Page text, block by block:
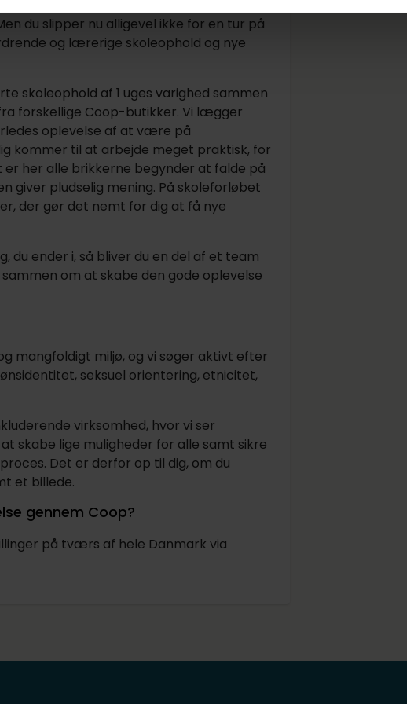
teoretiske, så er en elev- eller
du slipper nu alligevel ikke for en tur på
og lærerige skoleophold og nye
skoleophold af 1 uges varighed sammen
forskellige Coop-butikker. Vi lægger
oplevelse af at være på
kommer til at arbejde meget praktisk, for
her alle brikkerne begynder at falde på
giver pludselig mening. På skoleforløbet
der gør det nemt for dig at få nye
du ender i, så bliver du en del af et team
om at skabe den gode oplevelse
mangfoldigt miljø, og vi søger aktivt efter
seksuel orientering, etnicitet,
virksomhed, hvor vi ser
skabe lige muligheder for alle samt sikre
Det er derfor op til dig, om du
et billede.
gennem Coop?
på tværs af hele Danmark via